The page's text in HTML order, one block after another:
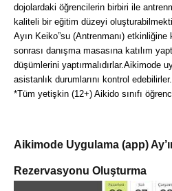
dojolardaki öğrencilerin birbiri ile
kaliteli bir eğitim düzeyi
Ayın Keiko”su (Antrenmanı)
sonrası danışma masasına katılım
düşümlerini yaptırmalıdırlar.Aikimode
asistanlık durumlarını kontrol edebilirler.
*Tüm yetişkin (12+) Aikido sınıfı
Aikimode Uygulama (app)
Rezervasyonu Oluşturma